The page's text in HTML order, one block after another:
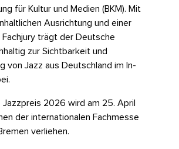
für Kultur und Medien (BKM). Mit
Ausrichtung und einer
Fachjury trägt der Deutsche
zur Sichtbarkeit und
von Jazz aus Deutschland im In-
Jazzpreis 2026 wird am 25. April
der internationalen Fachmesse
verliehen.